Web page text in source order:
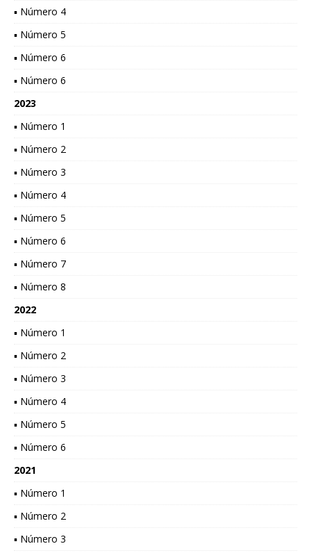
▪ Número 4
▪ Número 5
▪ Número 6
▪ Número 6
2023
▪ Número 1
▪ Número 2
▪ Número 3
▪ Número 4
▪ Número 5
▪ Número 6
▪ Número 7
▪ Número 8
2022
▪ Número 1
▪ Número 2
▪ Número 3
▪ Número 4
▪ Número 5
▪ Número 6
2021
▪ Número 1
▪ Número 2
▪ Número 3